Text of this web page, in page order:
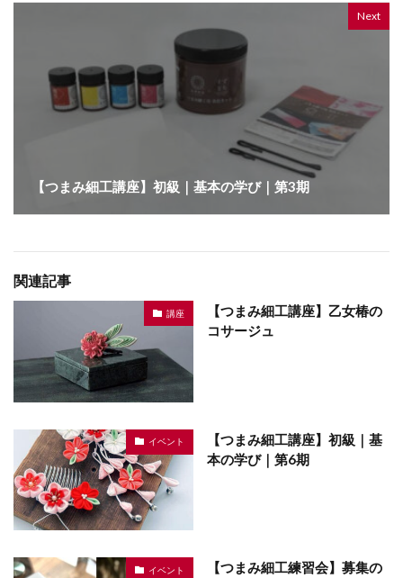
Next
【つまみ細工講座】初級｜基本の学び｜第3期
関連記事
講座
【つまみ細工講座】乙女椿の
コサージュ
イベント
【つまみ細工講座】初級｜基
本の学び｜第6期
イベント
【つまみ細工練習会】募集の